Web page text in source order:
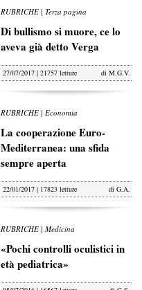
RUBRICHE | Terza pagina
Di bullismo si muore, ce lo
aveva già detto Verga
27/07/2017 | 21757 letture di M.G.V.
RUBRICHE | Economia
La cooperazione Euro-
Mediterranea: una sfida
sempre aperta
22/01/2017 | 17823 letture di G.A.
RUBRICHE | Medicina
«Pochi controlli oculistici in
età pediatrica»